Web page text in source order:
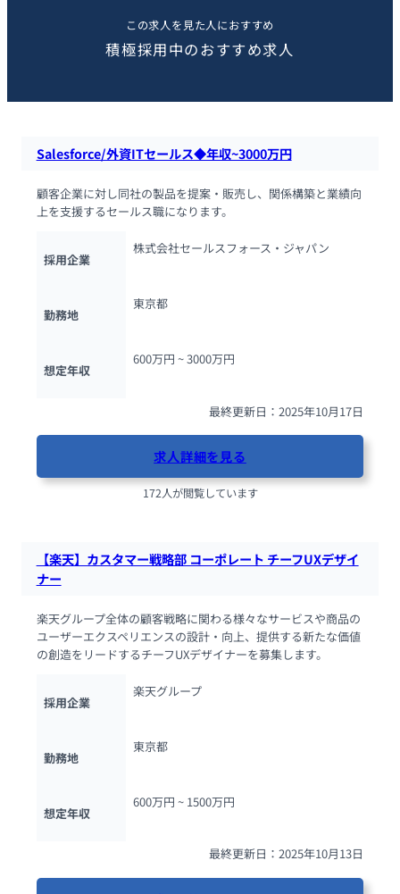
この求人を見た人におすすめ
積極採用中のおすすめ求人
Salesforce/外資ITセールス◆年収~3000万円
顧客企業に対し同社の製品を提案・販売し、関係構築と業績向
上を支援するセールス職になります。
採用企業
株式会社セールスフォース・ジャパン
勤務地
東京都
想定年収
600万円 ~ 3000万円
最終更新日：2025年10月17日
求人詳細を見る
172人が閲覧しています
【楽天】カスタマー戦略部 コーポレート チーフUXデザイ
ナー
楽天グループ全体の顧客戦略に関わる様々なサービスや商品の
ユーザーエクスペリエンスの設計・向上、提供する新たな価値
の創造をリードするチーフUXデザイナーを募集します。
採用企業
楽天グループ
勤務地
東京都
想定年収
600万円 ~ 1500万円
最終更新日：2025年10月13日